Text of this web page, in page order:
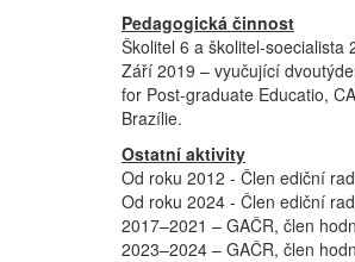
Pedagogická činnost
Školitel 6 a školitel-
Září 2019 – vyučující
for Post-graduate Educatio,
Brazílie.
Ostatní aktivity
Od roku 2012 - Člen ediční
Od roku 2024 - Člen ediční
2017–2021 – GAČR, člen
2023–2024 – GAČR, člen